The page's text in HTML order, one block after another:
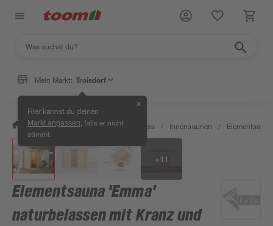
Mein Markt: Troisdorf
Hier kannst du deinen
Markt anpassen , falls er nicht
stimmt.
✕
/ Bad & Sanitär / Sauna & Wellness / Innensaunen /
+11
Elementsauna 'Emma'
naturbelassen mit Kranz und